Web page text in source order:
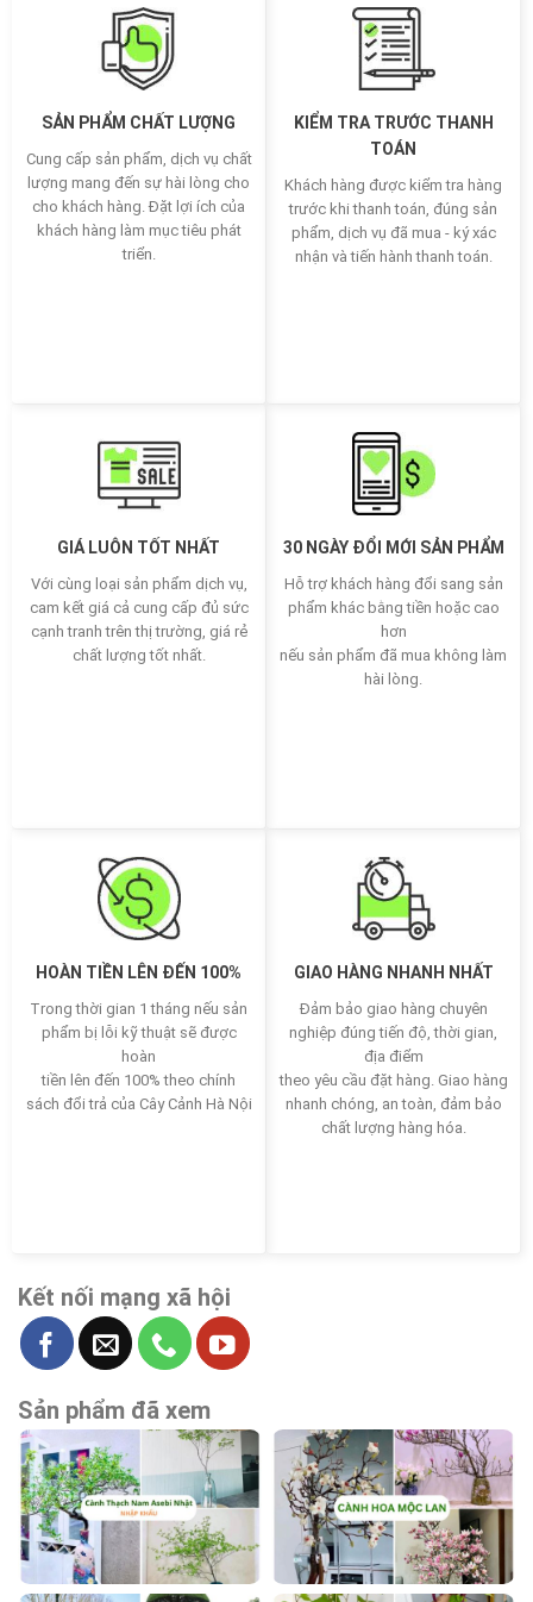
SẢN PHẨM CHẤT LƯỢNG
Cung cấp sản phẩm, dịch vụ chất
lượng mang đến sự hài lòng cho
cho khách hàng. Đặt lợi ích của
khách hàng làm mục tiêu phát
triển.
KIỂM TRA TRƯỚC THANH
TOÁN
Khách hàng được kiểm tra hàng
trước khi thanh toán, đúng sản
phẩm, dịch vụ đã mua - ký xác
nhận và tiến hành thanh toán.
GIÁ LUÔN TỐT NHẤT
Với cùng loại sản phẩm dịch vụ,
cam kết giá cả cung cấp đủ sức
cạnh tranh trên thị trường, giá rẻ
chất lượng tốt nhất.
30 NGÀY ĐỔI MỚI SẢN PHẨM
Hỗ trợ khách hàng đổi sang sản
phẩm khác bằng tiền hoặc cao
hơn
nếu sản phẩm đã mua không làm
hài lòng.
HOÀN TIỀN LÊN ĐẾN 100%
Trong thời gian 1 tháng nếu sản
phẩm bị lỗi kỹ thuật sẽ được
hoàn
tiền lên đến 100% theo chính
sách đổi trả của Cây Cảnh Hà Nội
GIAO HÀNG NHANH NHẤT
Đảm bảo giao hàng chuyên
nghiệp đúng tiến độ, thời gian,
địa điểm
theo yêu cầu đặt hàng. Giao hàng
nhanh chóng, an toàn, đảm bảo
chất lượng hàng hóa.
Kết nối mạng xã hội
Sản phẩm đã xem